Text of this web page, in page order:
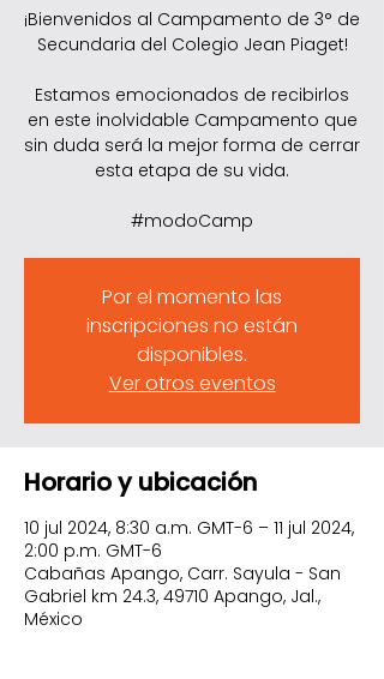
¡Bienvenidos al Campamento de 3° de
Secundaria del Colegio Jean Piaget!
Estamos emocionados de recibirlos
en este inolvidable Campamento que
sin duda será la mejor forma de cerrar
esta etapa de su vida.
#modoCamp
Por el momento las
inscripciones no están
disponibles.
Ver otros eventos
Horario y ubicación
10 jul 2024, 8:30 a.m. GMT-6 – 11 jul 2024,
2:00 p.m. GMT-6
Cabañas Apango, Carr. Sayula - San
Gabriel km 24.3, 49710 Apango, Jal.,
México